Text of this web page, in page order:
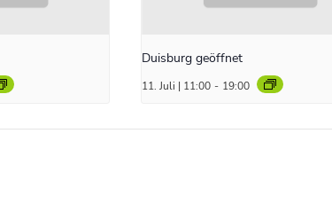
Duisburg geöffnet
11. Juli | 11:00 - 19:00